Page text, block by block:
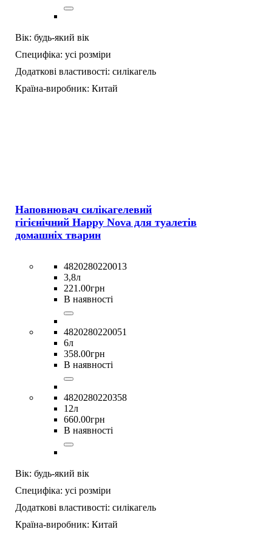
Вік: будь-який вік
Специфіка: усі розміри
Додаткові властивості: силікагель
Країна-виробник: Китай
Наповнювач силікагелевий
гігієнічний Happy Nova для туалетів
домашніх тварин
4820280220013
3,8л
221 .00грн
В наявності
4820280220051
6л
358.00грн
В наявності
4820280220358
12л
660.00грн
В наявності
Вік: будь-який вік
Специфіка: усі розміри
Додаткові властивості: силікагель
Країна-виробник: Китай